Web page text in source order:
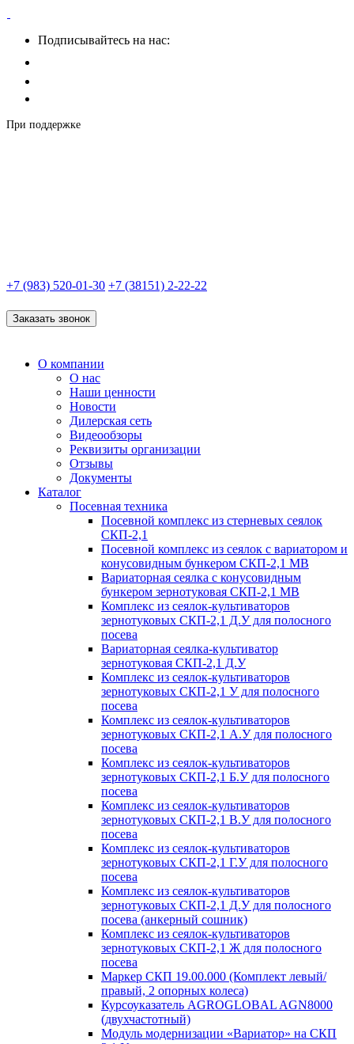
Подписывайтесь на нас:
При поддержке
+7 (983) 520-01-30 +7 (38151) 2-22-22
Заказать звонок
О компании
О нас
Наши ценности
Новости
Дилерская сеть
Видеообзоры
Реквизиты организации
Отзывы
Документы
Каталог
Посевная техника
Посевной комплекс из стерневых сеялок
СКП-2,1
Посевной комплекс из сеялок с вариатором и
конусовидным бункером СКП-2,1 МВ
Вариаторная сеялка с конусовидным
бункером зернотуковая СКП-2,1 МВ
Комплекс из сеялок-культиваторов
зернотуковых СКП-2,1 Д.У для полосного
посева
Вариаторная сеялка-культиватор
зернотуковая СКП-2,1 Д.У
Комплекс из сеялок-культиваторов
зернотуковых СКП-2,1 У для полосного
посева
Комплекс из сеялок-культиваторов
зернотуковых СКП-2,1 А.У для полосного
посева
Комплекс из сеялок-культиваторов
зернотуковых СКП-2,1 Б.У для полосного
посева
Комплекс из сеялок-культиваторов
зернотуковых СКП-2,1 В.У для полосного
посева
Комплекс из сеялок-культиваторов
зернотуковых СКП-2,1 Г.У для полосного
посева
Комплекс из сеялок-культиваторов
зернотуковых СКП-2,1 Д.У для полосного
посева (анкерный сошник)
Комплекс из сеялок-культиваторов
зернотуковых СКП-2,1 Ж для полосного
посева
Маркер СКП 19.00.000 (Комплект левый/
правый, 2 опорных колеса)
Курсоуказатель AGROGLOBAL AGN8000
(двухчастотный)
Модуль модернизации «Вариатор» на СКП